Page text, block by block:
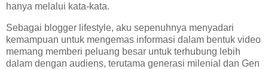
hanya melalui kata-kata.
Sebagai blogger lifestyle, aku sepenuhnya menyadari
kemampuan untuk mengemas informasi dalam bentuk video
memang memberi peluang besar untuk terhubung lebih
dalam dengan audiens, terutama generasi milenial dan Gen